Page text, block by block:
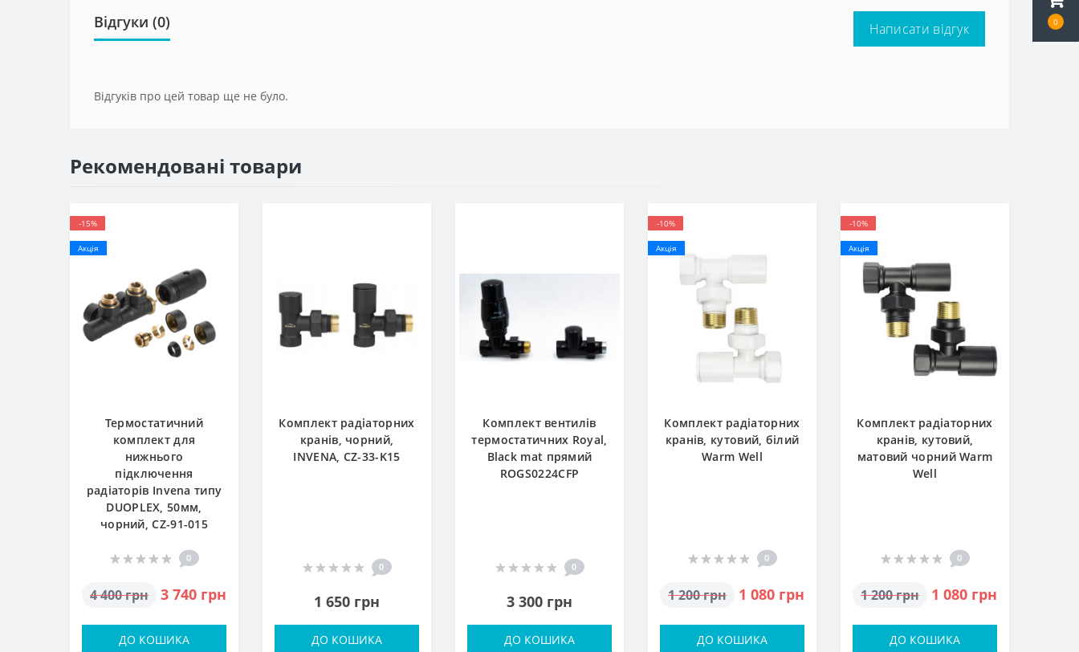
0
Відгуки (0) Написати відгук
Відгуків про цей товар ще не було.
Рекомендовані товари
-15%
Акція
Термостатичний
комплект для
нижнього
підключення
радіаторів Invena типу
DUOPLEX, 50мм,
чорний, CZ-91-015
0
4 400 грн 3 740 грн
ДО КОШИКА
Комплект радіаторних
кранів, чорний,
INVЕNA, CZ-33-K15
0
1 650 грн
ДО КОШИКА
Комплект вентилів
термостатичних Royal,
Black mat прямий
ROGS0224CFP
0
3 300 грн
ДО КОШИКА
-10%
Акція
Комплект радіаторних
кранів, кутовий, білий
Warm Well
0
1 200 грн 1 080 грн
ДО КОШИКА
-10%
Акція
Комплект радіаторних
кранів, кутовий,
матовий чорний Warm
Well
0
1 200 грн 1 080 грн
ДО КОШИКА